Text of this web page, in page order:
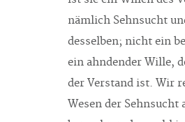
nämlich Sehnsucht
desselben; nicht ein
ein ahndender Wille,
der Verstand ist. Wir
Wesen der Sehnsucht